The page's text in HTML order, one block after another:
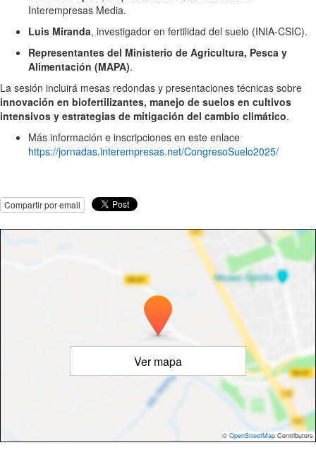
Interempresas Media.
Luis Miranda, investigador en fertilidad del suelo (INIA-CSIC).
Representantes del Ministerio de Agricultura, Pesca y
Alimentación (MAPA).
La sesión incluirá mesas redondas y presentaciones técnicas sobre
innovación en biofertilizantes, manejo de suelos en cultivos
intensivos y estrategias de mitigación del cambio climático.
Más información e inscripciones en este enlace
https://jornadas.interempresas.net/CongresoSuelo2025/
Compartir por email
Ver mapa
© OpenStreetMap Contributors